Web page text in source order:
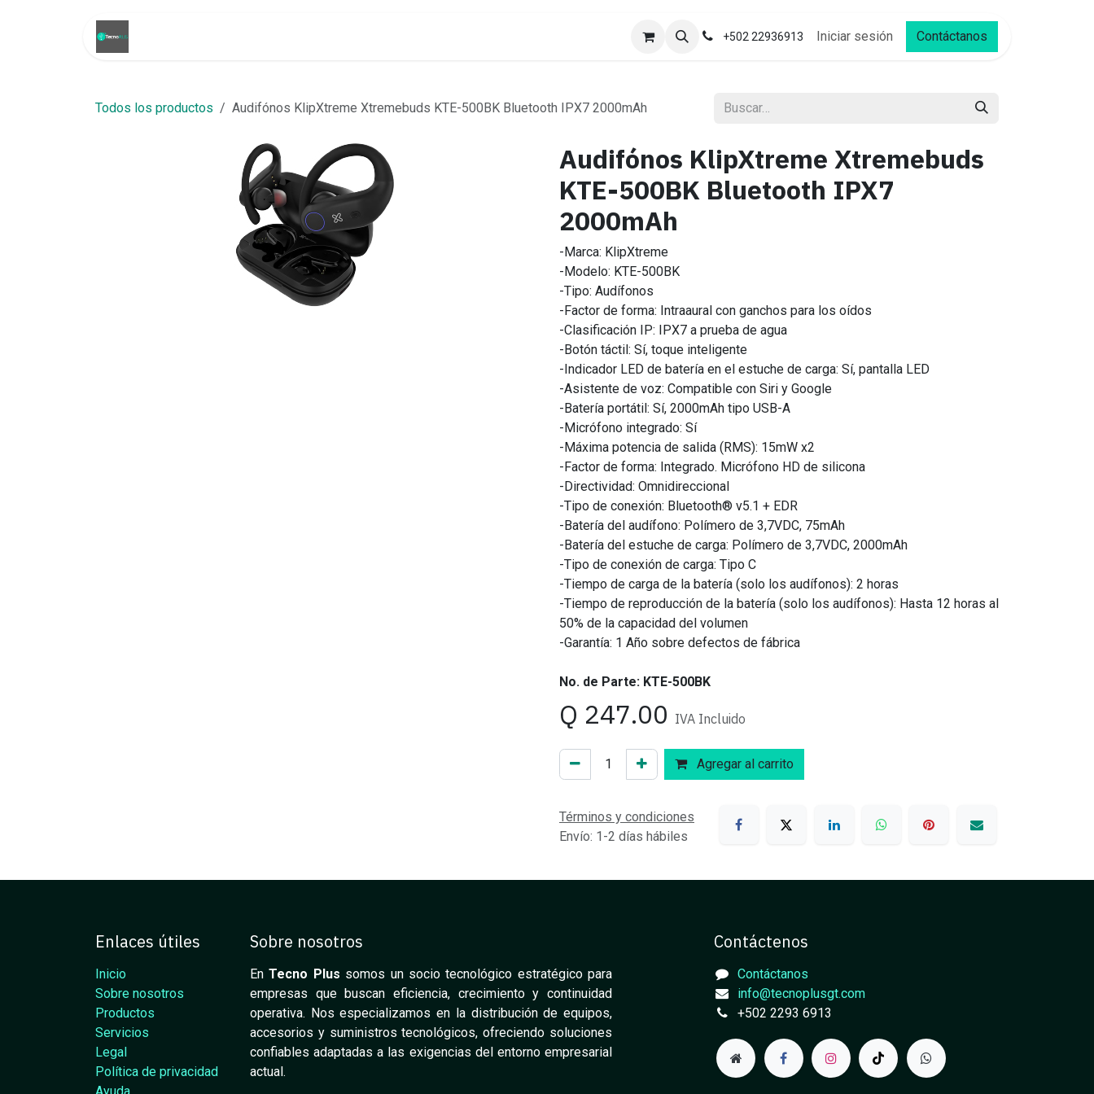
+502 22936913 Iniciar sesión Contáctanos
Todos los productos Audifónos KlipXtreme Xtremebuds KTE-500BK Bluetooth IPX7 2000mAh
Audifónos KlipXtreme Xtremebuds
KTE-500BK Bluetooth IPX7
2000mAh
-Marca: KlipXtreme
-Modelo: KTE-500BK
-Tipo: Audífonos
-Factor de forma: Intraaural con ganchos para los oídos
-Clasificación IP: IPX7 a prueba de agua
-Botón táctil: Sí, toque inteligente
-Indicador LED de batería en el estuche de carga: Sí, pantalla LED
-Asistente de voz: Compatible con Siri y Google
-Batería portátil: Sí, 2000mAh tipo USB-A
-Micrófono integrado: Sí
-Máxima potencia de salida (RMS): 15mW x2
-Factor de forma​: Integrado. Micrófono HD de silicona
-Directividad: Omnidireccional
-Tipo de conexión: Bluetooth® v5.1 + EDR
-Batería del audífono: Polímero de 3,7VDC, 75mAh
-Batería del estuche de carga: Polímero de 3,7VDC, 2000mAh
-Tipo de conexión de carga: Tipo C
-Tiempo de carga de la batería (solo los audífonos): 2 horas
-Tiempo de reproducción de la batería (solo los audífonos): Hasta 12 horas al
50% de la capacidad del volumen
-Garantía: 1 Año sobre defectos de fábrica
No. de Parte: KTE-500BK
Q 247.00 IVA Incluido
Agregar al carrito
Términos y condiciones
Envío: 1-2 días hábiles
Enlaces útiles
Inicio
Sobre nosotros
Productos
Servicios
Legal
Política de privacidad
Ayuda
Sobre nosotros
EnTecno Plus somos un socio tecnológico estratégico para
empresas que buscan eficiencia, crecimiento y continuidad
operativa. Nos especializamos en la distribución de equipos,
accesorios y suministros tecnológicos, ofreciendo soluciones
confiables adaptadas a las exigencias del entorno empresarial
actual.
Contáctenos
Contáctanos
info@tecnoplusgt.com
+502 2293 6913